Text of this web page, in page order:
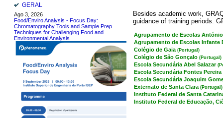
GERAL
Ago 3, 2026
Food/Enviro Analysis - Focus Day:
Chromatography Tools and Sample Prep
Techniques for Challenging Food and
Environmental Analysis
Besides academic work,
guidance of training periods.
Agrupamento de Escolas
Agrupamento de Escolas Infante
Colégio de Gaia (Portugal)
Colégio de São Gonçalo (Portugal)
Escola Secundária Abel Salazar
Escola Secundária Fontes
Escola Secundária Joaquim
Externato de Santa Clara (Portugal)
Instituto Federal de Santa
Instituto Federal de Educação,